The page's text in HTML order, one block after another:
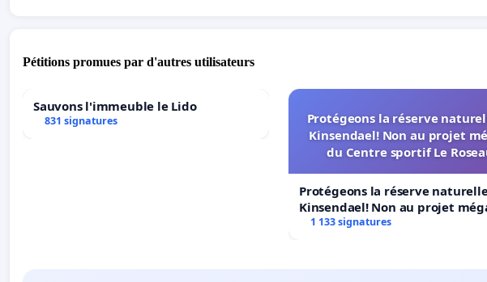
Pétitions promues par d'autres utilisateurs
Sauvons l'immeuble le Lido
831 signatures
Protégeons la réserve
Kinsendael! Non au projet
du Centre sportif Le
Protégeons la réserve
Kinsendael! Non au projet
Centre sportif Le Roseau!
1 133 signatures